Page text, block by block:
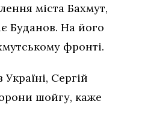
міста Бахмут,
Буданов. На його
фронті.
Сергій
шойгу, каже